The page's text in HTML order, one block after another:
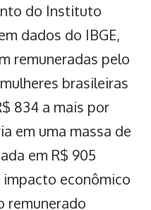
do Instituto
dados do IBGE,
remuneradas pelo
brasileiras
834 a mais por
em uma massa de
em R$ 905
econômico
remunerado